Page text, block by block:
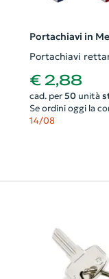
Portachiavi in
Portachiavi
€ 2,88
cad. per 50unità
Se ordini oggi la
14/08